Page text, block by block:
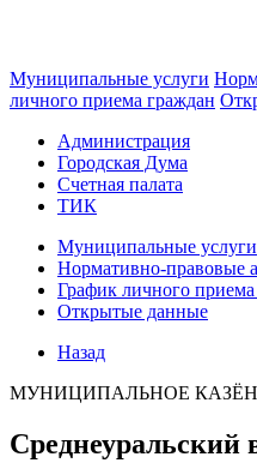
Муниципальные услуги
личного приема граждан
Администрация
Городская Дума
Счетная палата
ТИК
Муниципальные услуги
Нормативно-правовые
График личного
Открытые данные
Назад
МУНИЦИПАЛЬНОЕ
Среднеуральский